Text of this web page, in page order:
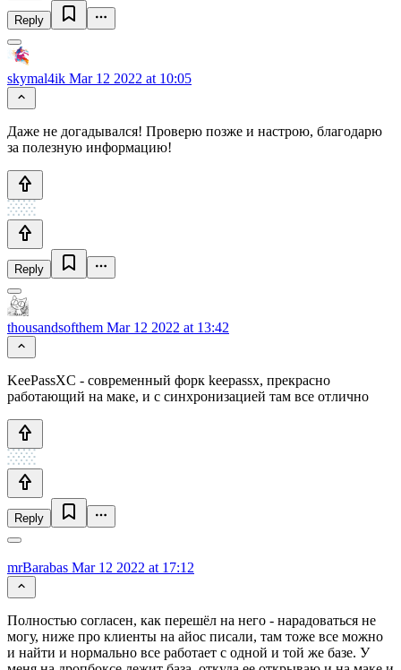
Reply
skymal4ik Mar 12 2022 at 10:05
Даже не догадывался! Проверю позже и настрою, благодарю
за полезную информацию!
Reply
thousandsofthem Mar 12 2022 at 13:42
KeePassXC - современный форк keepassx, прекрасно
работающий на маке, и с синхронизацией там все отлично
Reply
mrBarabas Mar 12 2022 at 17:12
Полностью согласен, как перешёл на него - нарадоваться не
могу, ниже про клиенты на айос писали, там тоже все можно
и найти и нормально все работает с одной и той же базе. У